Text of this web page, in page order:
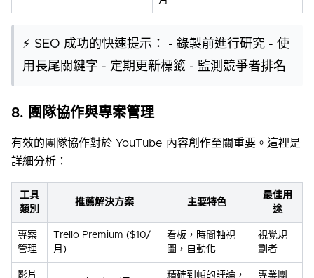
⚡ SEO 成功的快速提示： - 錄製前進行研究 - 使
用長尾關鍵字 - 定期更新標籤 - 監測競爭者排名
8. 團隊協作與專案管理
有效的團隊協作對於 YouTube 內容創作至關重要。這裡是
詳細分析：
工具
類別
推薦解決方案 主要特色
最佳用
途
專案
管理
Trello Premium ($10/
月)
看板，時間軸視
圖，自動化
視覺規
劃者
影片
精確到幀的評論，
專業團